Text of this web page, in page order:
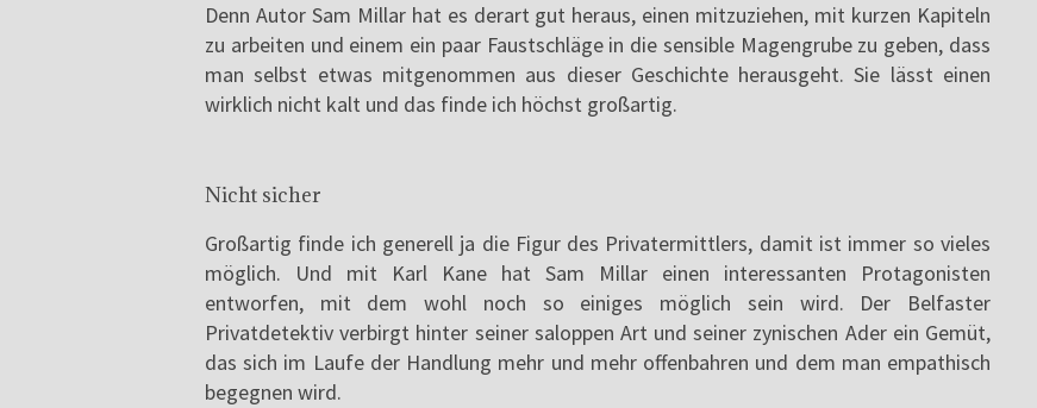
Denn Autor Sam Millar hat es derart gut heraus, einen mitzuziehen, mit kurzen Kapiteln
zu arbeiten und einem ein paar Faustschläge in die sensible Magengrube zu geben, dass
man selbst etwas mitgenommen aus dieser Geschichte herausgeht. Sie lässt einen
wirklich nicht kalt und das finde ich höchst großartig.
Nicht sicher
Großartig finde ich generell ja die Figur des Privatermittlers, damit ist immer so vieles
möglich. Und mit Karl Kane hat Sam Millar einen interessanten Protagonisten
entworfen, mit dem wohl noch so einiges möglich sein wird. Der Belfaster
Privatdetektiv verbirgt hinter seiner saloppen Art und seiner zynischen Ader ein Gemüt,
das sich im Laufe der Handlung mehr und mehr offenbahren und dem man empathisch
begegnen wird.